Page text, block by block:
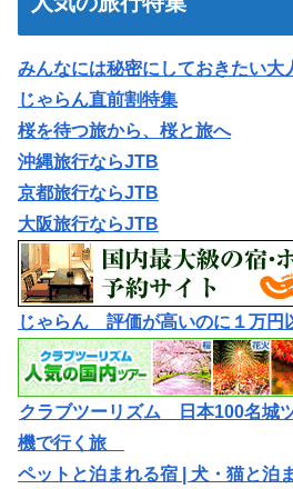
みんなには秘密にしておきたい大
じゃらん直前割特集
桜を待つ旅から、桜と旅へ
沖縄旅行ならJTB
京都旅行ならJTB
大阪旅行ならJTB
じゃらん 評価が高いのに１万円
クラブツーリズム 日本100名城
機で行く旅
ペットと泊まれる宿 | 犬・猫と泊